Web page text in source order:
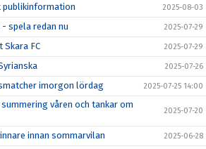
publikinformation 2025-08-03
spela redan nu 2025-07-29
FC 2025-07-29
2025-07-26
imorgon lördag 2025-07-25 14:00
våren och tankar om
2025-07-20
innan sommarvilan 2025-06-28